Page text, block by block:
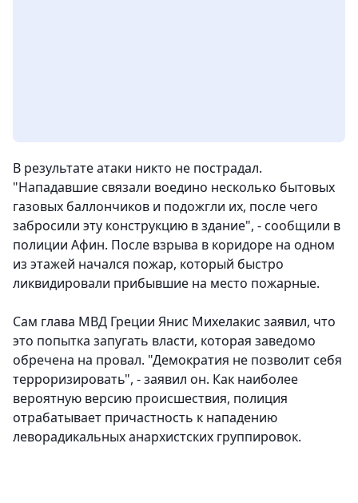
В результате атаки никто не пострадал.
"Нападавшие связали воедино несколько бытовых
газовых баллончиков и подожгли их, после чего
забросили эту конструкцию в здание", - сообщили в
полиции Афин. После взрыва в коридоре на одном
из этажей начался пожар, который быстро
ликвидировали прибывшие на место пожарные.
Сам глава МВД Греции Янис Михелакис заявил, что
это попытка запугать власти, которая заведомо
обречена на провал. "Демократия не позволит себя
терроризировать", - заявил он. Как наиболее
вероятную версию происшествия, полиция
отрабатывает причастность к нападению
леворадикальных анархистских группировок.